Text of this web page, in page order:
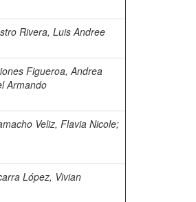
Rivera, Luis Andree
Figueroa, Andrea
Armando
Veliz, Flavia Nicole;
López, Vivian